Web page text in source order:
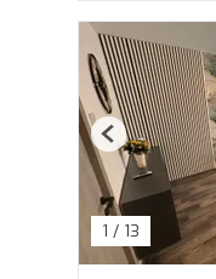
1 / 13
Previous